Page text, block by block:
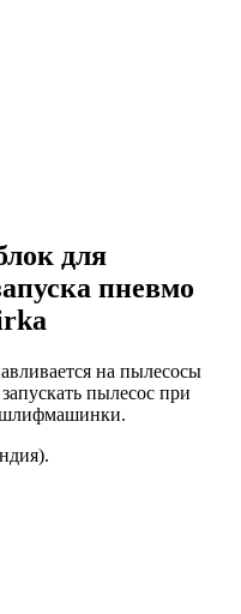
для
пневмо
на пылесосы
пылесос при
шлифмашинки.